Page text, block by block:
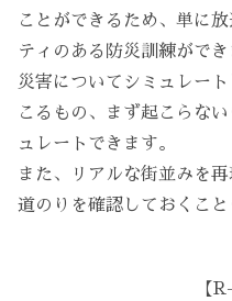
ことができるため、単に
ティのある防災訓練ができ
災害についてシミュレー
こるもの、まず起こらな
ュレートできます。
また、リアルな街並みを
道のりを確認しておくこと
【